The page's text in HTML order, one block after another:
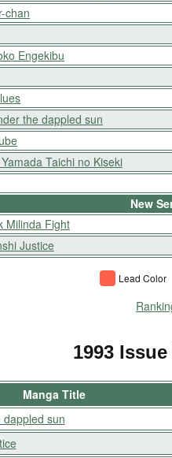
chan
Engekibu
the dappled sun
Taichi no Kiseki
New
Milinda Fight
Justice
Lead Color
1993
Manga Title
dappled sun